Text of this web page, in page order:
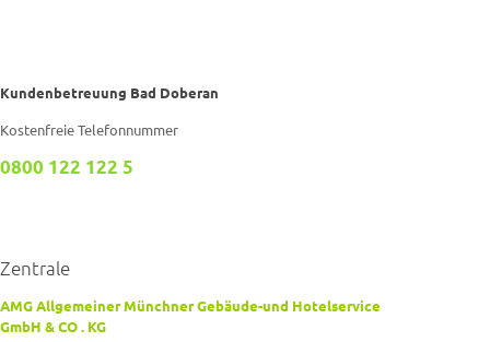
Kundenbetreuung Bad Doberan
Kostenfreie Telefonnummer
0800 122 122 5
Zentrale
AMG Allgemeiner Münchner Gebäude-und Hotelservice
GmbH & CO . KG